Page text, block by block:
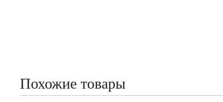
Похожие товары